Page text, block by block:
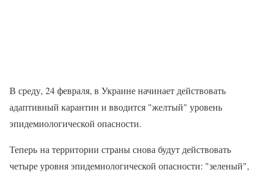
В среду, 24 февраля, в Украине начинает действовать
адаптивный карантин и вводится "желтый" уровень
эпидемиологической опасности.
Теперь на территории страны снова будут действовать
четыре уровня эпидемиологической опасности: "зеленый",